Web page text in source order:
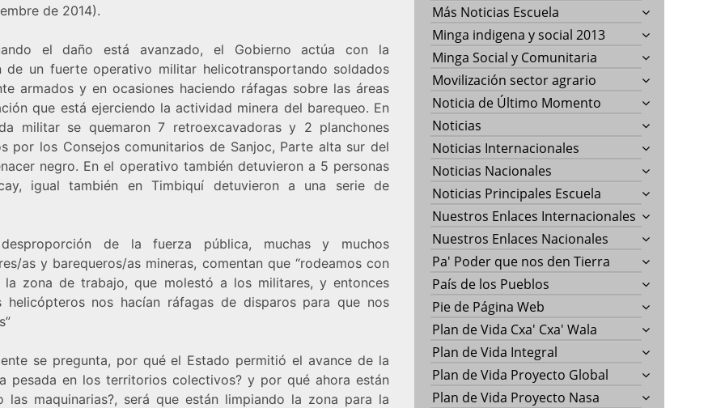
de 2014).
el daño está avanzado, el Gobierno actúa con la
de un fuerte operativo militar helicotransportando soldados
armados y en ocasiones haciendo ráfagas sobre las áreas
que está ejerciendo la actividad minera del barequeo. En
militar se quemaron 7 retroexcavadoras y 2 planchones
por los Consejos comunitarios de Sanjoc, Parte alta sur del
negro. En el operativo también detuvieron a 5 personas
igual también en Timbiquí detuvieron a una serie de
de la fuerza pública, muchas y muchos
as y barequeros/as mineras, comentan que “rodeamos con
la zona de trabajo, que molestó a los militares, y entonces
helicópteros nos hacían ráfagas de disparos para que nos
se pregunta, por qué el Estado permitió el avance de la
pesada en los territorios colectivos? y por qué ahora están
las maquinarias?, será que están limpiando la zona para la
Más Noticias Escuela
Minga indigena y social 2013
Minga Social y Comunitaria
Movilización sector agrario
Noticia de Último Momento
Noticias
Noticias Internacionales
Noticias Nacionales
Noticias Principales Escuela
Nuestros Enlaces Internacionales
Nuestros Enlaces Nacionales
Pa' Poder que nos den Tierra
País de los Pueblos
Pie de Página Web
Plan de Vida Cxa' Cxa' Wala
Plan de Vida Integral
Plan de Vida Proyecto Global
Plan de Vida Proyecto Nasa